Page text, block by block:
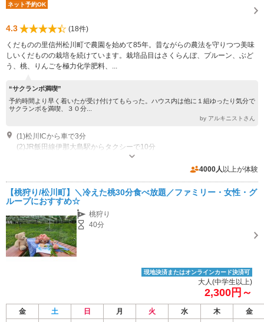
ネット予約OK
4.3
(18件)
くだものの里信州松川町で農園を始めて85年。昔ながらの農法を守りつつ美味
しいくだものの栽培を続けています。栽培品目はさくらんぼ、プルーン、ぶど
う、桃、りんごを極力化学肥料、...
“サクランボ満喫”
予約時間より早く着いたが受け付けてもらった。ハウス内は他に１組ゆったり気分で
サクランボを満喫、３０分...
by アルキニストさん
(1)松川ICから車で3分
(2)JR飯田線伊那大島駅からタクシーで10分
営業：6月上旬～11月下旬 営業時間：9時～17時 休園日：毎週火曜日
4000人 以上が体験
【桃狩り/松川町】＼冷えた桃30分食べ放題／ファミリー・女性・グ
ループにおすすめ☆
桃狩り
40分
現地決済またはオンラインカード決済可
大人(中学生以上)
2,300円～
金 土 日 月 火 水 木
金